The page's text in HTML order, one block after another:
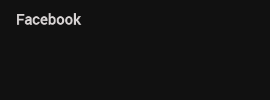
Facebook